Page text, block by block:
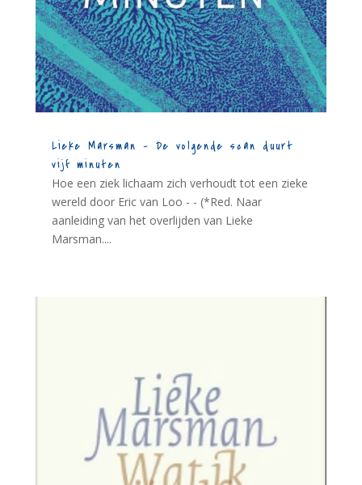
Lieke Marsman – De volgende scan duurt
vijf minuten
Hoe een ziek lichaam zich verhoudt tot een zieke
wereld door Eric van Loo - - (*Red. Naar
aanleiding van het overlijden van Lieke
Marsman....